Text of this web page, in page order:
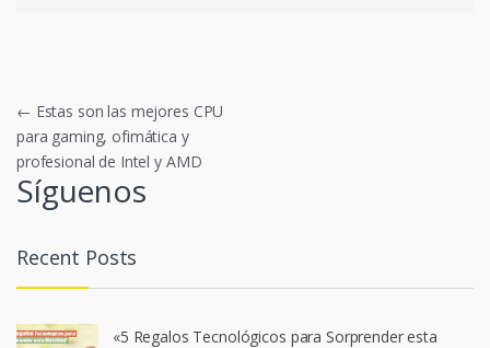
Navegación
de
entradas
← Estas son las mejores CPU
para gaming, ofimática y
profesional de Intel y AMD
Síguenos
Recent Posts
«5 Regalos Tecnológicos para Sorprender esta